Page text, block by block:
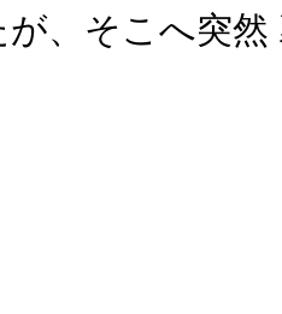
が、そこへ突然